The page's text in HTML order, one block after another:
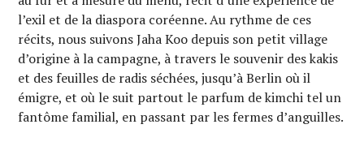
l’exil et de la diaspora coréenne. Au rythme de ces
récits, nous suivons Jaha Koo depuis son petit village
d’origine à la campagne, à travers le souvenir des kakis
et des feuilles de radis séchées, jusqu’à Berlin où il
émigre, et où le suit partout le parfum de kimchi tel un
fantôme familial, en passant par les fermes d’anguilles.